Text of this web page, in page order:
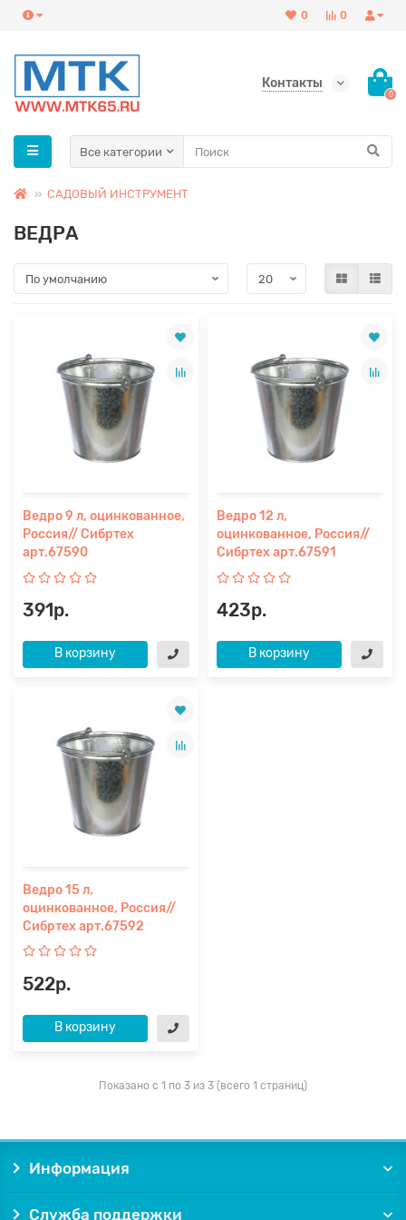
0
0
Контакты
0
Все категории
САДОВЫЙ ИНСТРУМЕНТ
ВЕДРА
Ведро 9 л, оцинкованное,
Россия// Сибртех
арт.67590
391р.
В корзину
Ведро 12 л,
оцинкованное, Россия//
Сибртех арт.67591
423р.
В корзину
Ведро 15 л,
оцинкованное, Россия//
Сибртех арт.67592
522р.
В корзину
Показано с 1 по 3 из 3 (всего 1 страниц)
Информация
Служба поддержки